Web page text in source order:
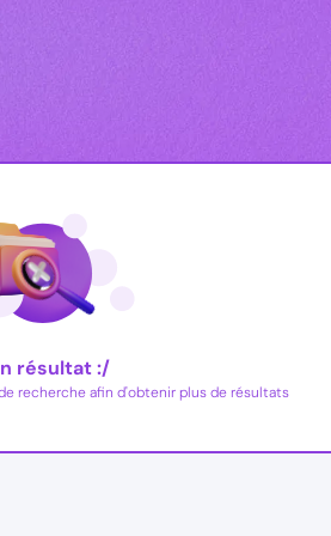
résultat :/
recherche afin d'obtenir plus de résultats